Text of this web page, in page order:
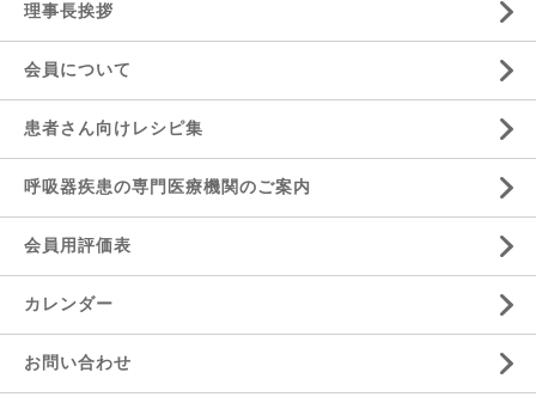
理事長挨拶
会員について
患者さん向けレシピ集
呼吸器疾患の専門医療機関のご案内
会員用評価表
カレンダー
お問い合わせ